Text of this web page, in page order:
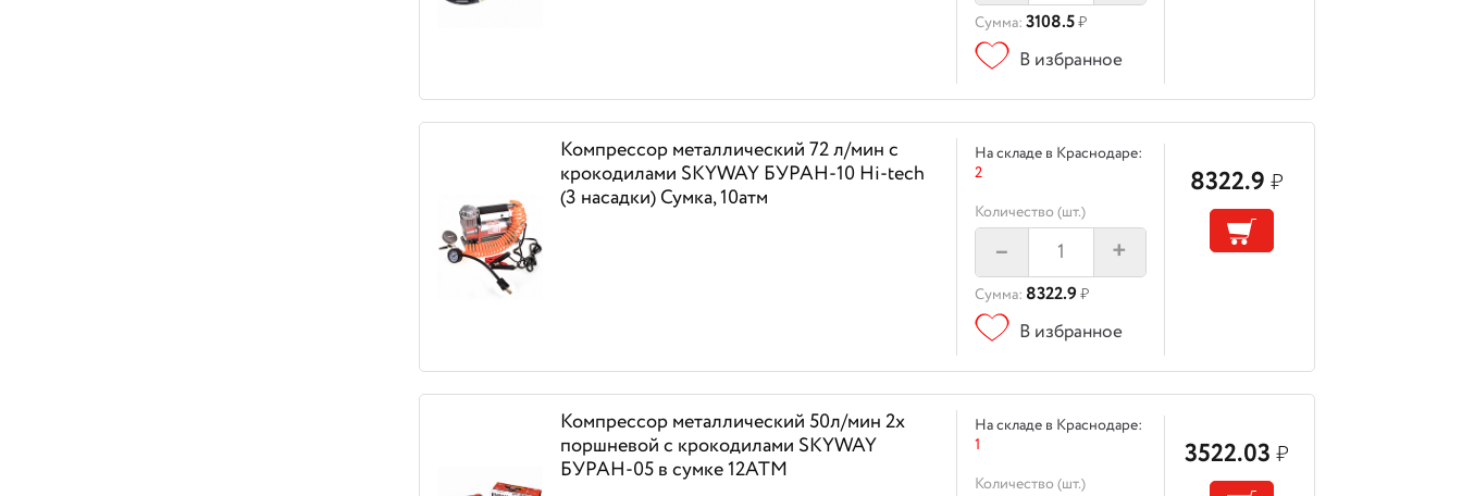
Сумма: 3108.5₽
В избранное
Компрессор металлический 72 л/мин с
крокодилами SKYWAY БУРАН-10 Hi-tech
(3 насадки) Сумка, 10атм
На складе в Краснодаре:
2
Количество (шт.)
– +
Сумма: 8322.9 ₽
В избранное
8322.9 ₽
Компрессор металлический 50л/мин 2х
поршневой с крокодилами SKYWAY
БУРАН-05 в сумке 12АТМ
На складе в Краснодаре:
1
Количество (шт.)
3522.03 ₽